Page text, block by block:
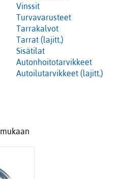
Vinssit
Turvavarusteet
Tarrakalvot
Tarrat (lajitt.)
Sisätilat
Autonhoitotarvikkeet
Autoilutarvikkeet (lajitt.)
mukaan